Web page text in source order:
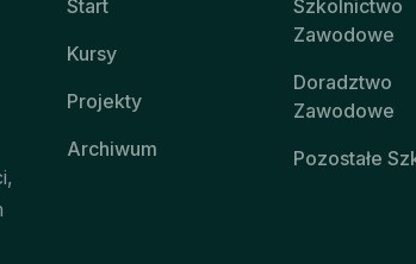
Start
Kursy
Projekty
Archiwum
Szkolnictwo
Zawodowe
Doradztwo
Zawodowe
Pozostałe